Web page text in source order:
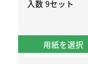
入数 9セット
用紙を選択